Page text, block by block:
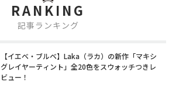
RANKING
記事ランキング
【イエベ・ブルベ】Laka（ラカ）の新作「マキシ
グレイヤーティント」全20色をスウォッチつきレ
ビュー！